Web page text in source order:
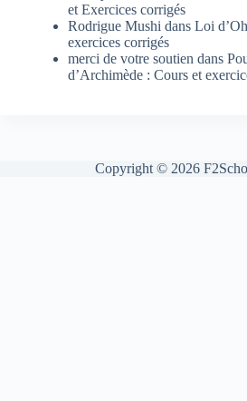
et Exercices corrigés
Rodrigue Mushi dans Loi
exercices corrigés
merci de votre soutien dans
d’Archimède : Cours et
Copyright © 2026